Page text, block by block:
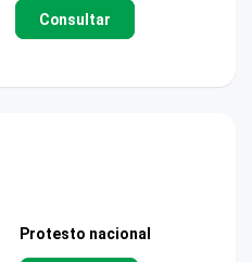
Consultar
Protesto nacional